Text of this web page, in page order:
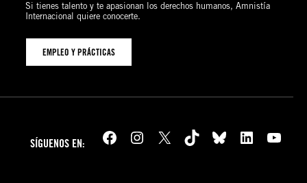
Si tienes talento y te apasionan los derechos humanos, Amnistía
Internacional quiere conocerte.
EMPLEO Y PRÁCTICAS
SÍGUENOS EN: Facebook Instagram X TikTok Bluesky LinkedIn YouTube